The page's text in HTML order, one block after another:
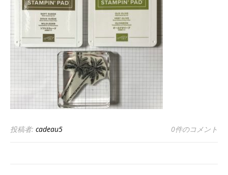
投稿者: cadeau5 0件のコメント